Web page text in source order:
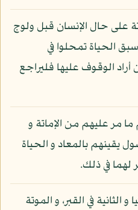
على حال الإنسان قبل ولوج
الحياة تمحلوا في
الوقوف عليها فليراجع
مر عليهم من الإماتة و
يقينهم بالمعاد و الحياة
لهما في ذلك.
الثانية في القبر، و الموتة